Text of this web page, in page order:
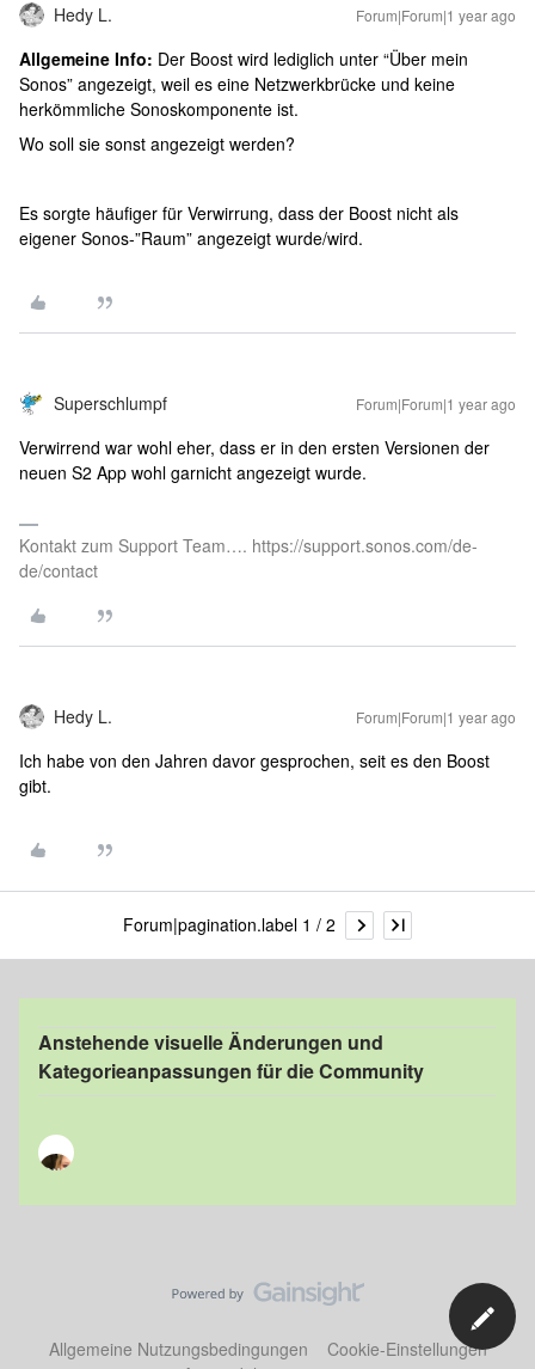
Hedy L. Forum|Forum|1 year ago
Allgemeine Info: Der Boost wird lediglich unter “Über mein
Sonos” angezeigt, weil es eine Netzwerkbrücke und keine
herkömmliche Sonoskomponente ist.
Wo soll sie sonst angezeigt werden?
Es sorgte häufiger für Verwirrung, dass der Boost nicht als
eigener Sonos-”Raum” angezeigt wurde/wird.
Superschlumpf Forum|Forum|1 year ago
Verwirrend war wohl eher, dass er in den ersten Versionen der
neuen S2 App wohl garnicht angezeigt wurde.
Kontakt zum Support Team…. https://support.sonos.com/de-
de/contact
Hedy L. Forum|Forum|1 year ago
Ich habe von den Jahren davor gesprochen, seit es den Boost
gibt.
Forum|pagination.label 1 / 2
Anstehende visuelle Änderungen und
Kategorieanpassungen für die Community
Allgemeine Nutzungsbedingungen
Cookie-Einstellungen